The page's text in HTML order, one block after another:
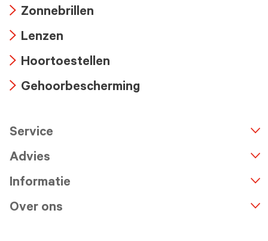
icon
icon
Zonnebrillen
icon
Lenzen
icon
Hoortoestellen
Gehoorbescherming
Service
Advies
Informatie
Over ons